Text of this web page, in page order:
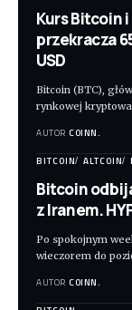
Kurs Bitcoin
przekracza
USD
Bitcoin (BTC),
rynkowej
AUTOR COINN.
BITCOIN ALTCOIN
Bitcoin
z Iranem.
Po spokojnym
wieczorem do
AUTOR COINN.